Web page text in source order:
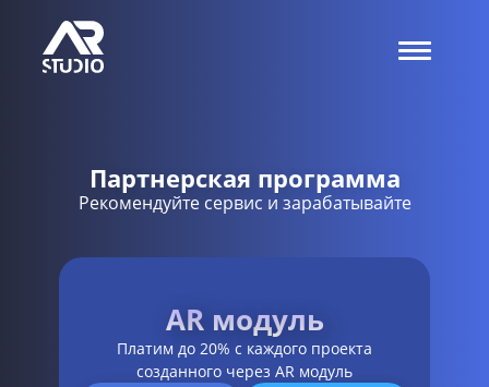
Партнерская программа
Рекомендуйте сервис и зарабатывайте
AR модуль
Платим до 20% с каждого проекта
созданного через AR модуль